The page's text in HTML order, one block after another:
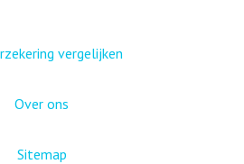
vergelijken
Over ons
Sitemap